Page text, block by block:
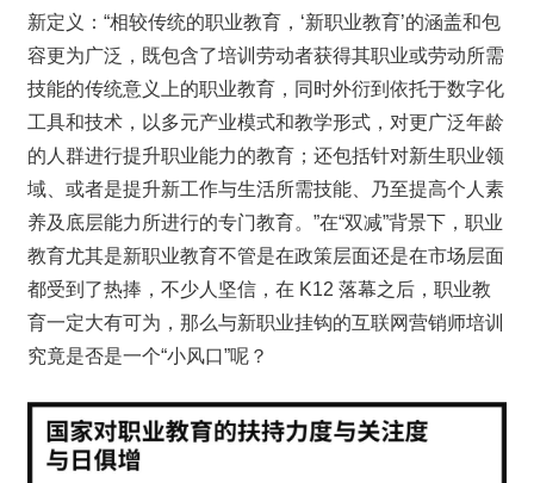
新定义：“相较传统的职业教育，‘新职业教育’的涵盖和包
容更为广泛，既包含了培训劳动者获得其职业或劳动所需
技能的传统意义上的职业教育，同时外衍到依托于数字化
工具和技术，以多元产业模式和教学形式，对更广泛年龄
的人群进行提升职业能力的教育；还包括针对新生职业领
域、或者是提升新工作与生活所需技能、乃至提高个人素
养及底层能力所进行的专门教育。”在“双减”背景下，职业
教育尤其是新职业教育不管是在政策层面还是在市场层面
都受到了热捧，不少人坚信，在 K12 落幕之后，职业教
育一定大有可为，那么与新职业挂钩的互联网营销师培训
究竟是否是一个“小风口”呢？